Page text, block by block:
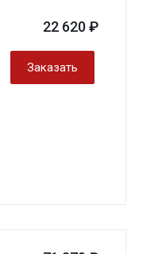
22 620 ₽
Заказать